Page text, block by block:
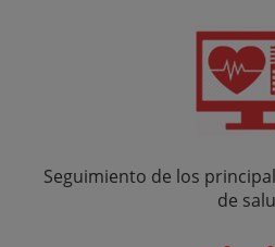
Seguimiento de los
de